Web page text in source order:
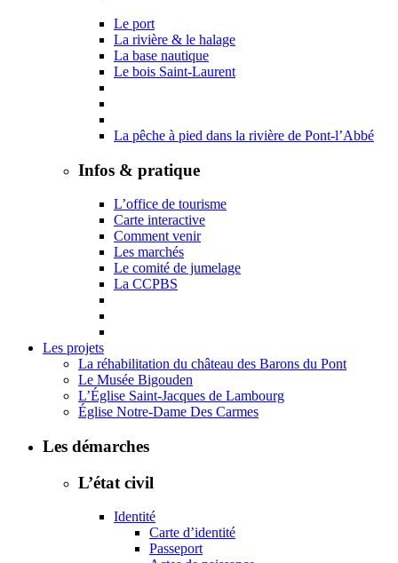
Le port
La rivière & le halage
La base nautique
Le bois Saint-Laurent
La pêche à pied dans la rivière de Pont-l’Abbé
Infos & pratique
L’office de tourisme
Carte interactive
Comment venir
Les marchés
Le comité de jumelage
La CCPBS
Les projets
La réhabilitation du château des Barons du Pont
Le Musée Bigouden
L’Église Saint-Jacques de Lambourg
Église Notre-Dame Des Carmes
Les démarches
L’état civil
Identité
Carte d’identité
Passeport